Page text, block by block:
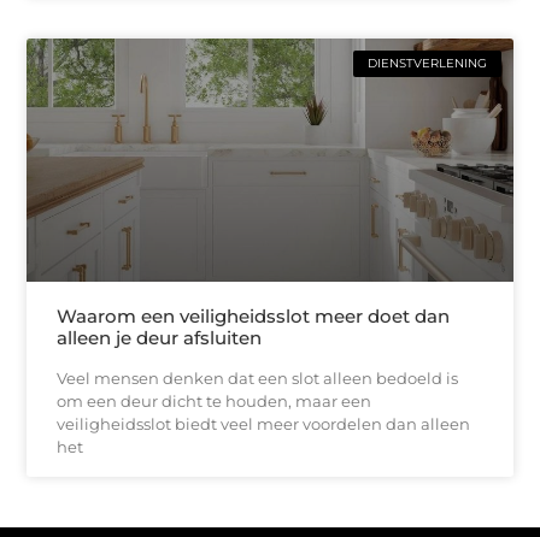
DIENSTVERLENING
Waarom een veiligheidsslot meer doet dan
alleen je deur afsluiten
Veel mensen denken dat een slot alleen bedoeld is
om een deur dicht te houden, maar een
veiligheidsslot biedt veel meer voordelen dan alleen
het